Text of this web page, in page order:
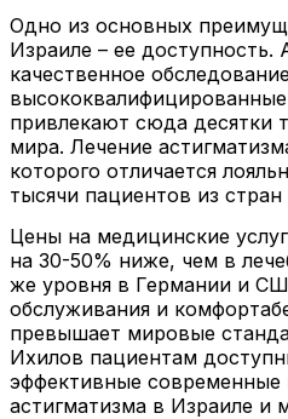
Одно из основных
Израиле – ее
качественное
привлекают сюда десятки
мира. Лечение
которого отличается
тысячи пациентов из
Цены на медицинские
на 30-50% ниже, чем в
же уровня в Германии и
обслуживания и
превышает мировые
Ихилов пациентам
эффективные современные
астигматизма в Израиле и